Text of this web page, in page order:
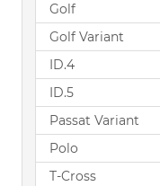
Golf
Golf Variant
ID.4
ID.5
Passat Variant
Polo
T-Cross